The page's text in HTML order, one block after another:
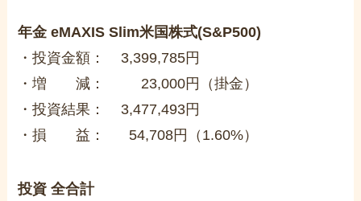
年金 eMAXIS Slim米国株式(S&P500)
・投資金額： 3,399,785円
・増 減： 23,000円（掛金）
・投資結果： 3,477,493円
・損 益： 54,708円（1.60%）
投資 全合計